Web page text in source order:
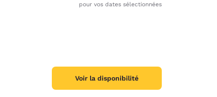
pour vos dates sélectionnées
Voir la disponibilité